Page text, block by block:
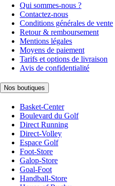
Qui sommes-nous ?
Contactez-nous
Conditions générales de vente
Retour & remboursement
Mentions légales
Moyens de paiement
Tarifs et options de livraison
Avis de confidentialité
Nos boutiques
Basket-Center
Boulevard du Golf
Direct Running
Direct-Volley
Espace Golf
Foot-Store
Galop-Store
Goal-Foot
Handball-Store